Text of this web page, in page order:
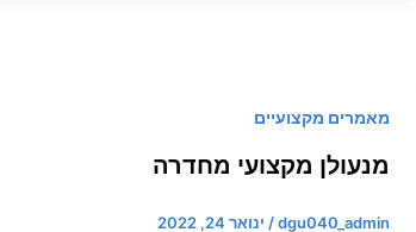
מאמרים מקצועיים
מנעולן מקצועי מחדרה
dgu040_admin
/ ינואר 24, 2022